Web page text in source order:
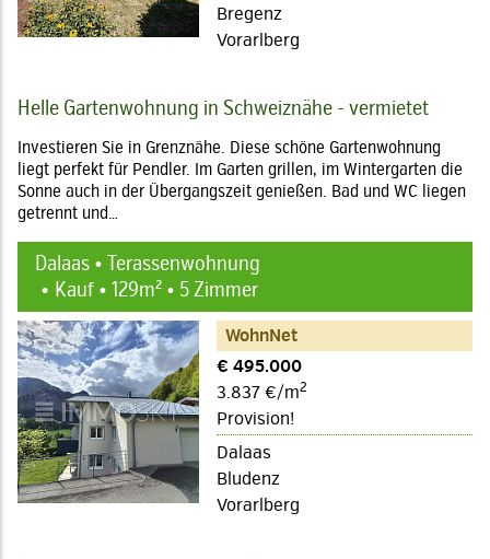
Bregenz
Vorarlberg
Helle Gartenwohnung in Schweiznähe - vermietet
Investieren Sie in Grenznähe. Diese schöne Gartenwohnung
liegt perfekt für Pendler. Im Garten grillen, im Wintergarten die
Sonne auch in der Übergangszeit genießen. Bad und WC liegen
getrennt und…
Dalaas • Terassenwohnung
Kauf • 129m² • 5 Zimmer
WohnNet
€ 495.000
3.837 €/m2
Provision!
Dalaas
Bludenz
Vorarlberg